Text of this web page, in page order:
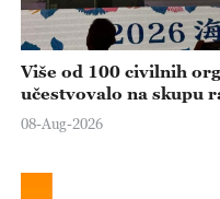
Više od 100 civilnih
učestvovalo na skupu
08-Aug-2026